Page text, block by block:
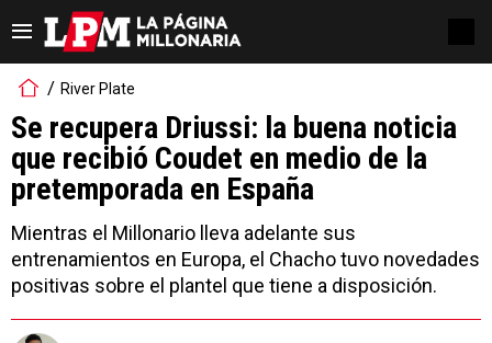
River Plate
Se recupera Driussi: la buena noticia
que recibió Coudet en medio de la
pretemporada en España
Mientras el Millonario lleva adelante sus
entrenamientos en Europa, el Chacho tuvo novedades
positivas sobre el plantel que tiene a disposición.